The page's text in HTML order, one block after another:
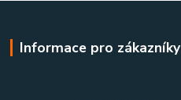
Informace pro zákazníky